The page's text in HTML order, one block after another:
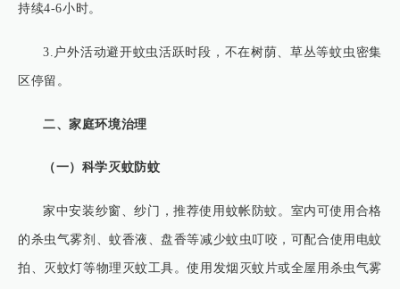
持续4-6小时。
3.户外活动避开蚊虫活跃时段，不在树荫、草丛等蚊虫密集
区停留。
二、家庭环境治理
（一）科学灭蚊防蚊
家中安装纱窗、纱门，推荐使用蚊帐防蚊。室内可使用合格
的杀虫气雾剂、蚊香液、盘香等减少蚊虫叮咬，可配合使用电蚊
拍、灭蚊灯等物理灭蚊工具。使用发烟灭蚊片或全屋用杀虫气雾